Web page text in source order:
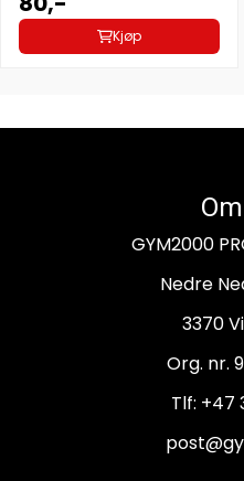
Kjøp
GYM2000
Nedre
3370
Org. nr.
Tlf: +47